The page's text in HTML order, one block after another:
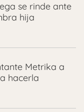
se rinde ante
hija
Metrika a
hacerla